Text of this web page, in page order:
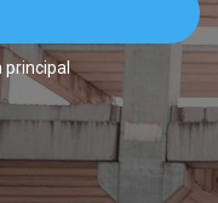
principal